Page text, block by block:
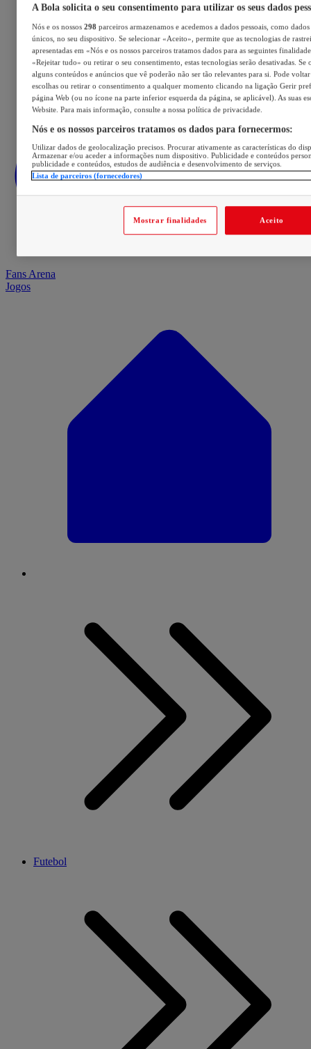
Fans Arena
Jogos
Futebol
A Bola solicita o seu consentimento para utilizar os seus dados
Nós e os nossos 298 parceiros armazenamos e acedemos a dados pessoais, como
únicos, no seu dispositivo. Se selecionar «Aceito», permite que as tecnologias de
apresentadas em «Nós e os nossos parceiros tratamos dados para as seguintes
«Rejeitar tudo» ou retirar o seu consentimento, estas tecnologias serão desativadas. Se
alguns conteúdos e anúncios que vê poderão não ser tão relevantes para si. Pode voltar
escolhas ou retirar o consentimento a qualquer momento clicando na ligação Gerir
página Web (ou no ícone na parte inferior esquerda da página, se aplicável). As suas
Website. Para mais informação, consulte a nossa política de privacidade.
Nós e os nossos parceiros tratamos os dados para fornecermos:
Utilizar dados de geolocalização precisos. Procurar ativamente as características do
Armazenar e/ou aceder a informações num dispositivo. Publicidade e conteúdos
publicidade e conteúdos, estudos de audiência e desenvolvimento de serviços.
Lista de parceiros (fornecedores)
Mostrar finalidades Aceito